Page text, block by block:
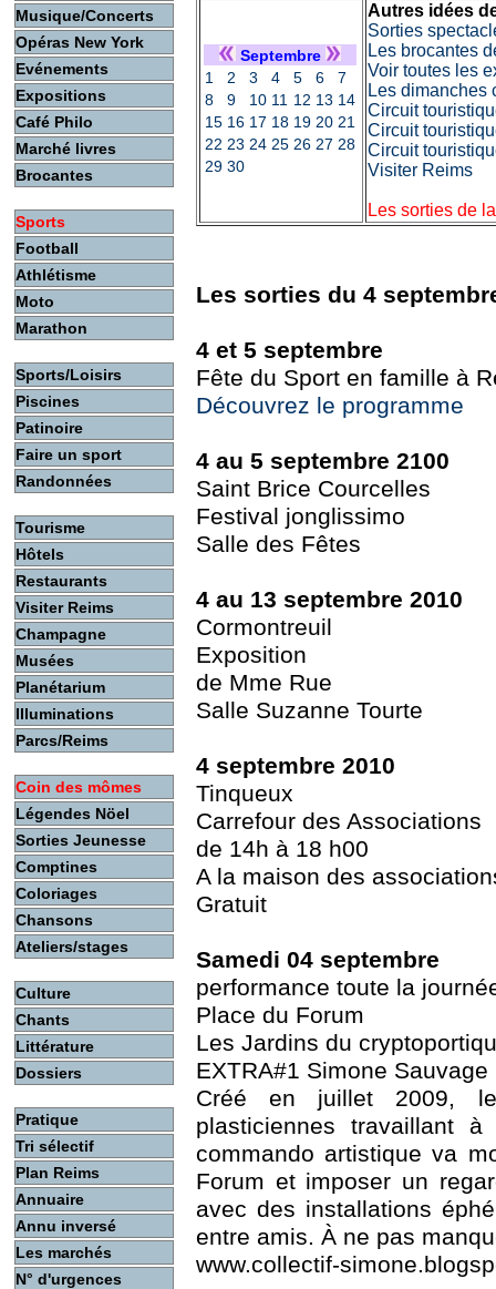
Musique/Concerts
Opéras New York
Evénements
Expositions
Café Philo
Marché livres
Brocantes
Sports
Football
Athlétisme
Moto
Marathon
Sports/Loisirs
Piscines
Patinoire
Faire un sport
Randonnées
Tourisme
Hôtels
Restaurants
Visiter Reims
Champagne
Musées
Planétarium
Illuminations
Parcs/Reims
Coin des mômes
Légendes Nöel
Sorties Jeunesse
Comptines
Coloriages
Chansons
Ateliers/stages
Culture
Chants
Littérature
Dossiers
Pratique
Tri sélectif
Plan Reims
Annuaire
Annu inversé
Les marchés
N° d'urgences
Septembre
1
2 3 4 5 6
7
8
9 10 11 12 13 14
15 16 17 18 19 20 21
22 23 24 25 26 27 28
29 30
Autres idées
Sorties
Les brocantes
Voir toutes les
Les dimanches
Circuit
Circuit
Circuit
Visiter Reims
Les sorties de
Les sorties du 4
4 et 5 septembre
Fête du Sport en famille à
Découvrez le programme
4 au 5 septembre 2100
Saint Brice Courcelles
Festival jonglissimo
Salle des Fêtes
4 au 13 septembre 2010
Cormontreuil
Exposition
de Mme Rue
Salle Suzanne Tourte
4 septembre 2010
Tinqueux
Carrefour des Associations
de 14h à 18 h00
A la maison des
Gratuit
Samedi 04 septembre
performance toute la
Place du Forum
Les Jardins du
EXTRA#1 Simone Sauvage
Créé en juillet 2009,
plasticiennes travaillant
commando artistique va
Forum et imposer un
avec des installations
entre amis. À ne pas
www.collectif-